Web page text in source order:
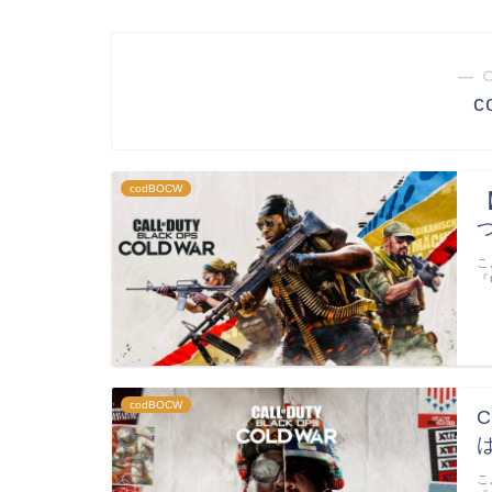
―
codBOCW
codBOCW